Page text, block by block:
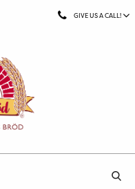
GIVE US A CALL!